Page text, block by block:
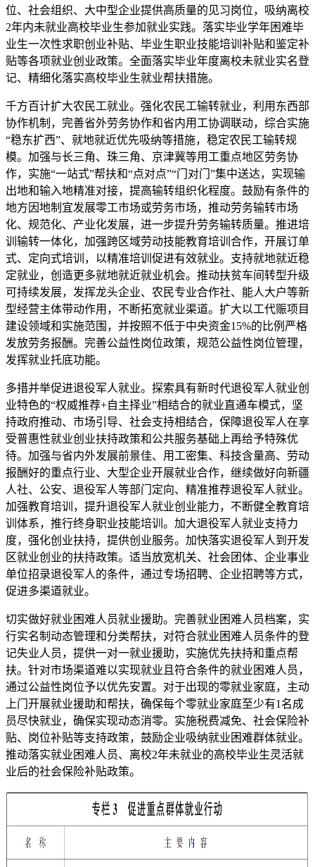
位、社会组织、大中型企业提供高质量的见习岗位，吸纳离校
2年内未就业高校毕业生参加就业实践。落实毕业学年困难毕
业生一次性求职创业补贴、毕业生职业技能培训补贴和鉴定补
贴等各项就业创业政策。全面落实毕业年度离校未就业实名登
记、精细化落实高校毕业生就业帮扶措施。
千方百计扩大农民工就业。强化农民工输转就业，利用东西部
协作机制，完善省外劳务协作和省内用工协调联动，综合实施
“稳东扩西”、就地就近优先吸纳等措施，稳定农民工输转规
模。加强与长三角、珠三角、京津冀等用工重点地区劳务协
作，实施“一站式”帮扶和“点对点”“门对门”集中送达，实现输
出地和输入地精准对接，提高输转组织化程度。鼓励有条件的
地方因地制宜发展零工市场或劳务市场，推动劳务输转市场
化、规范化、产业化发展，进一步提升劳务输转质量。推进培
训输转一体化，加强跨区域劳动技能教育培训合作，开展订单
式、定向式培训，以精准培训促进有效就业。支持就地就近稳
定就业，创造更多就地就近就业机会。推动扶贫车间转型升级
可持续发展，发挥龙头企业、农民专业合作社、能人大户等新
型经营主体带动作用，不断拓宽就业渠道。扩大以工代赈项目
建设领域和实施范围，并按照不低于中央资金15%的比例严格
发放劳务报酬。完善公益性岗位政策，规范公益性岗位管理，
发挥就业托底功能。
多措并举促进退役军人就业。探索具有新时代退役军人就业创
业特色的“权威推荐+自主择业”相结合的就业直通车模式，坚
持政府推动、市场引导、社会支持相结合，保障退役军人在享
受普惠性就业创业扶持政策和公共服务基础上再给予特殊优
待。加强与省内外发展前景佳、用工密集、科技含量高、劳动
报酬好的重点行业、大型企业开展就业合作，继续做好向新疆
人社、公安、退役军人等部门定向、精准推荐退役军人就业。
加强教育培训，提升退役军人就业创业能力，不断健全教育培
训体系，推行终身职业技能培训。加大退役军人就业支持力
度，强化创业扶持，提供创业服务。加快落实退役军人到开发
区就业创业的扶持政策。适当放宽机关、社会团体、企业事业
单位招录退役军人的条件，通过专场招聘、企业招聘等方式，
促进多渠道就业。
切实做好就业困难人员就业援助。完善就业困难人员档案，实
行实名制动态管理和分类帮扶，对符合就业困难人员条件的登
记失业人员，提供一对一就业援助，实施优先扶持和重点帮
扶。针对市场渠道难以实现就业且符合条件的就业困难人员，
通过公益性岗位予以优先安置。对于出现的零就业家庭，主动
上门开展就业援助和帮扶，确保每个零就业家庭至少有1名成
员尽快就业，确保实现动态消零。实施税费减免、社会保险补
贴、岗位补贴等支持政策，鼓励企业吸纳就业困难群体就业。
推动落实就业困难人员、离校2年未就业的高校毕业生灵活就
业后的社会保险补贴政策。